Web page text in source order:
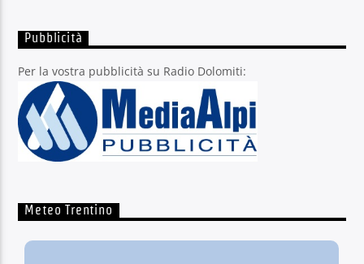
Pubblicità
Per la vostra pubblicità su Radio Dolomiti:
Meteo Trentino